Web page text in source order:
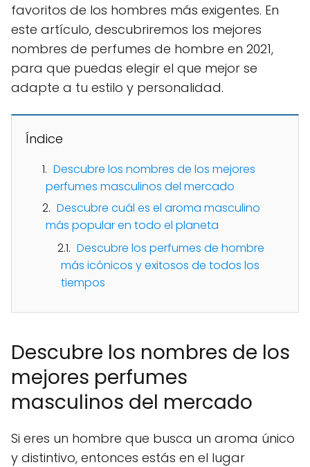
favoritos de los hombres más exigentes. En
este artículo, descubriremos los mejores
nombres de perfumes de hombre en 2021,
para que puedas elegir el que mejor se
adapte a tu estilo y personalidad.
Índice
Descubre los nombres de los mejores
perfumes masculinos del mercado
Descubre cuál es el aroma masculino
más popular en todo el planeta
Descubre los perfumes de hombre
más icónicos y exitosos de todos los
tiempos
Descubre los nombres de los
mejores perfumes
masculinos del mercado
Si eres un hombre que busca un aroma único
y distintivo, entonces estás en el lugar